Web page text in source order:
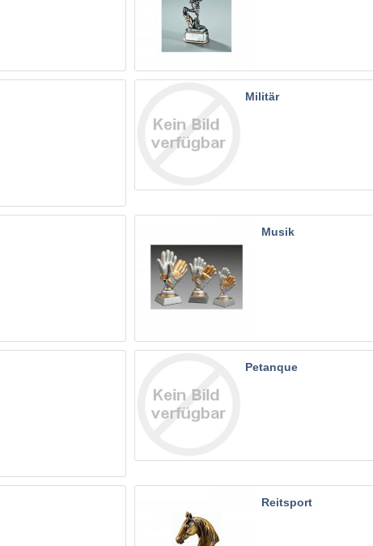
Militär
Musik
Petanque
Reitsport